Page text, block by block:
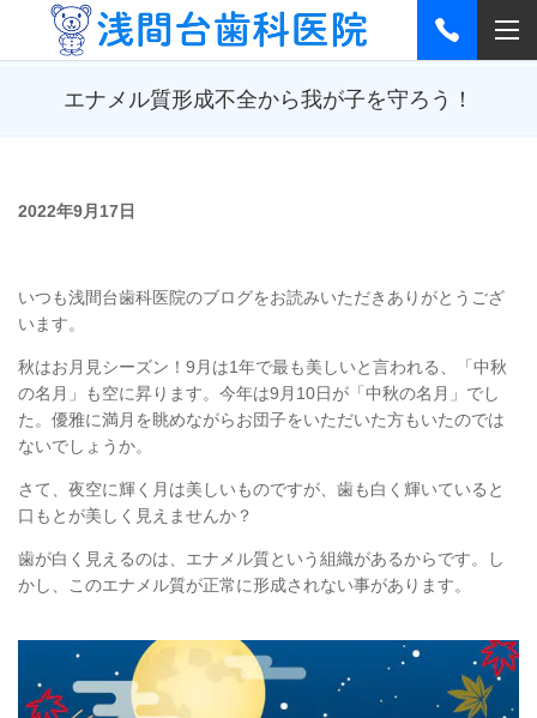
エナメル質形成不全から我が子を守ろう！
2022年9月17日
いつも浅間台歯科医院のブログをお読みいただきありがとうござ
います。
秋はお月見シーズン！9月は1年で最も美しいと言われる、「中秋
の名月」も空に昇ります。今年は9月10日が「中秋の名月」でし
た。優雅に満月を眺めながらお団子をいただいた方もいたのでは
ないでしょうか。
さて、夜空に輝く月は美しいものですが、歯も白く輝いていると
口もとが美しく見えませんか？
歯が白く見えるのは、エナメル質という組織があるからです。し
かし、このエナメル質が正常に形成されない事があります。